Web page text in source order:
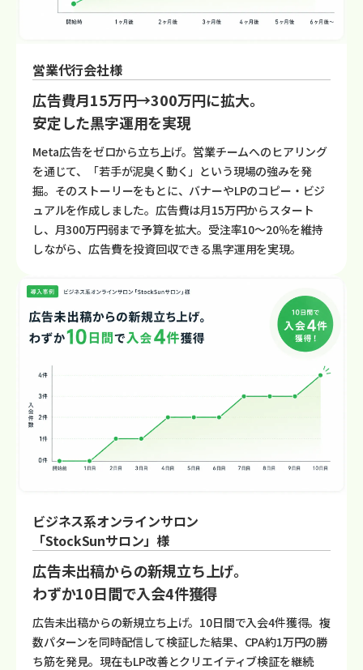
営業代行会社様
広告費月15万円→300万円に拡大。
安定した黒字運用を実現
Meta広告をゼロから立ち上げ。営業チームへのヒアリング
を通じて、「若手が泥臭く動く」という現場の強みを発
掘。そのストーリーをもとに、バナーやLPのコピー・ビジ
ュアルを作成しました。広告費は月15万円からスタート
し、月300万円弱まで予算を拡大。受注率10〜20％を維持
しながら、広告費を投資回収できる黒字運用を実現。
ビジネス系オンラインサロン
「StockSunサロン」様
広告未出稿からの新規立ち上げ。
わずか10日間で入会4件獲得
広告未出稿からの新規立ち上げ。10日間で入会4件獲得。複
数パターンを同時配信して検証した結果、CPA約1万円の勝
ち筋を発見。現在もLP改善とクリエイティブ検証を継続